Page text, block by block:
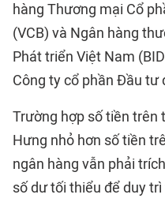
hàng Thương mại Cổ
(VCB) và Ngân hàng
Phát triển Việt Nam
Công ty cổ phần Đầu tư
Trường hợp số tiền trên
Hưng nhỏ hơn số tiền
ngân hàng vẫn phải
số dư tối thiểu để duy